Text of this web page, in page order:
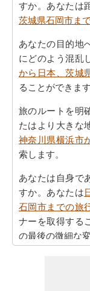
すか。あなたは
茨城県石岡市ま
あなたの目的地
にどのよう混乱
から日本、茨城
ることができます
旅のルートを明
たはより大きな
神奈川県横浜市
索します。
あなたは自身で
すか。あなたは
石岡市までの旅
ナーを取得する
の最後の微細な